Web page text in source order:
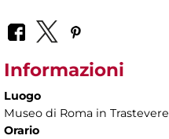
Informazioni
Luogo
Museo di Roma in Trastevere
Orario